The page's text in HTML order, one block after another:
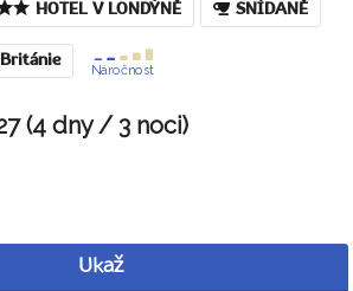
HOTEL V LONDÝNĚ SNÍDANĚ
Náročnost
(4 dny / 3 noci)
Ukaž